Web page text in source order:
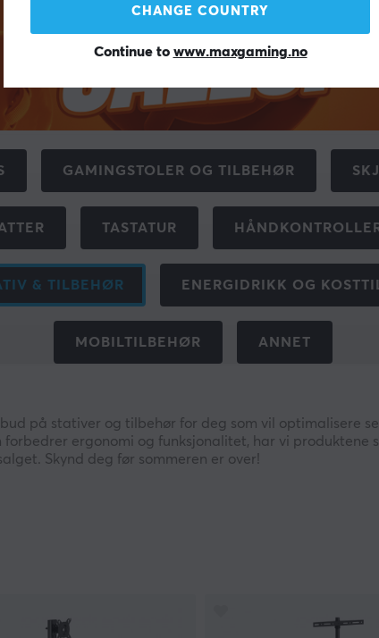
CHANGE COUNTRY
Continue to www.maxgaming.no
GAMINGSTOLER OG TILBEHØR
TASTATUR
& TILBEHØR ENERGIDRIKK OG
MOBILTILBEHØR ANNET
på stativer og tilbehør for deg som vil optimalisere
ergonomi og funksjonalitet, har vi produktene
Skynd deg før sommeren er over!